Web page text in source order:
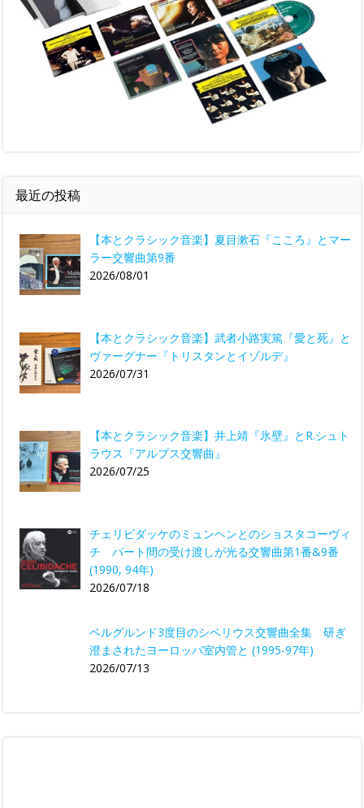
最近の投稿
【本とクラシック音楽】夏目漱石『こころ』とマー
ラー交響曲第9番
2026/08/01
【本とクラシック音楽】武者小路実篤『愛と死』と
ヴァーグナー『トリスタンとイゾルデ』
2026/07/31
【本とクラシック音楽】井上靖『氷壁』とR.シュト
ラウス『アルプス交響曲』
2026/07/25
チェリビダッケのミュンヘンとのショスタコーヴィ
チ パート間の受け渡しが光る交響曲第1番&9番
(1990, 94年)
2026/07/18
ベルグルンド3度目のシベリウス交響曲全集 研ぎ
澄まされたヨーロッパ室内管と (1995-97年)
2026/07/13